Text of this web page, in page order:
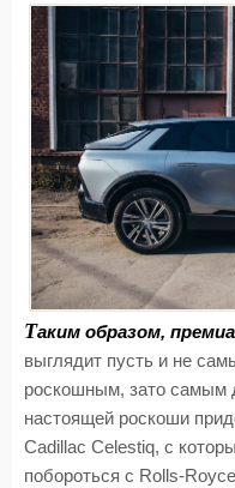
Таким образом,
выглядит пусть и не
роскошным, зато самым
настоящей роскоши
Cadillac Celestiq, с
побороться с Rolls-